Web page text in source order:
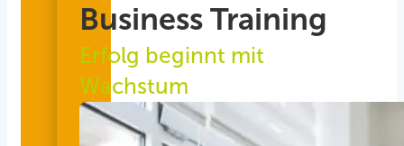
Business Training
Erfolg beginnt mit
Wachstum